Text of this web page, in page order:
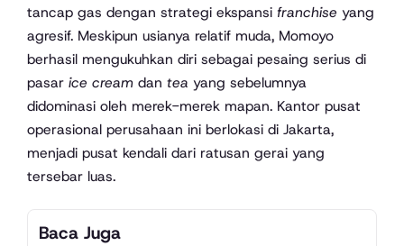
tancap gas dengan strategi ekspansi franchise yang
agresif. Meskipun usianya relatif muda, Momoyo
berhasil mengukuhkan diri sebagai pesaing serius di
pasar ice cream dan tea yang sebelumnya
didominasi oleh merek-merek mapan. Kantor pusat
operasional perusahaan ini berlokasi di Jakarta,
menjadi pusat kendali dari ratusan gerai yang
tersebar luas.
Baca Juga